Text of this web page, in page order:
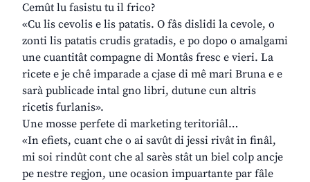
Cemût lu fasistu tu il frico?
«Cu lis cevolis e lis patatis. O fâs dislidi la cevole, o
zonti lis patatis crudis gratadis, e po dopo o amalgami
une cuantitât compagne di Montâs fresc e vieri. La
ricete e je chê imparade a cjase di mê mari Bruna e e
sarà publicade intal gno libri, dutune cun altris
ricetis furlanis».
Une mosse perfete di marketing teritoriâl…
«In efiets, cuant che o ai savût di jessi rivât in finâl,
mi soi rindût cont che al sarès stât un biel colp ancje
pe nestre regjon, une ocasion impuartante par fâle